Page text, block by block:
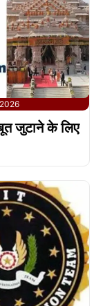
जुटाने के लिए